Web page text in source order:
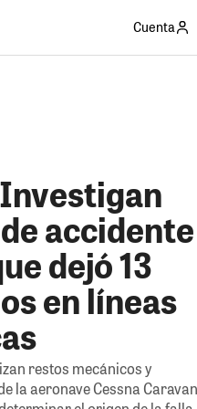
Cuenta
accidente
dejó 13
en líneas
restos mecánicos y
la aeronave Cessna Caravan